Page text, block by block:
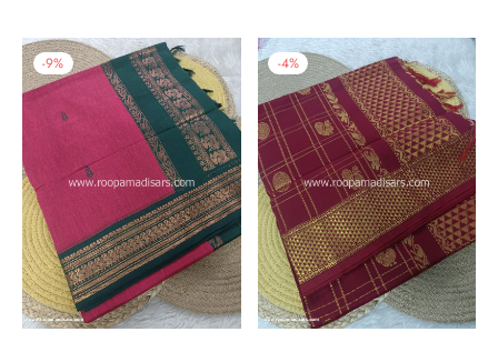
₹2,950.00. ₹2,680.00.
₹2,950.00.
-9% -4%